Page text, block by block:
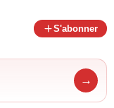
S'abonner
→